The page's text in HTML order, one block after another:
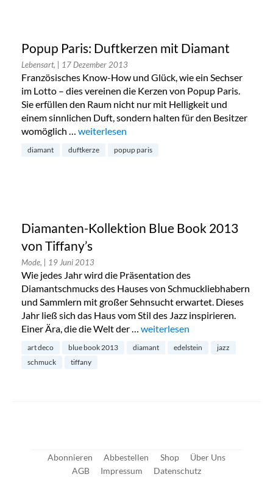
Popup Paris: Duftkerzen mit Diamant
Lebensart, | 17 Dezember 2013
Französisches Know-How und Glück, wie ein Sechser
im Lotto – dies vereinen die Kerzen von Popup Paris.
Sie erfüllen den Raum nicht nur mit Helligkeit und
einem sinnlichen Duft, sondern halten für den Besitzer
womöglich … „Popup Paris: Duftkerzen mit Diamant“
weiterlesen
diamant duftkerze popup paris
Diamanten-Kollektion Blue Book 2013
von Tiffany’s
Mode, | 19 Juni 2013
Wie jedes Jahr wird die Präsentation des
Diamantschmucks des Hauses von Schmuckliebhabern
und Sammlern mit großer Sehnsucht erwartet. Dieses
Jahr ließ sich das Haus vom Stil des Jazz inspirieren.
Einer Ära, die die Welt der … „Diamanten-Kollektion Blue
weiterlesen
art deco blue book 2013 diamant edelstein
jazz
schmuck
tiffany
Abonnieren Abbestellen Shop
Über Uns
AGB
Impressum Datenschutz